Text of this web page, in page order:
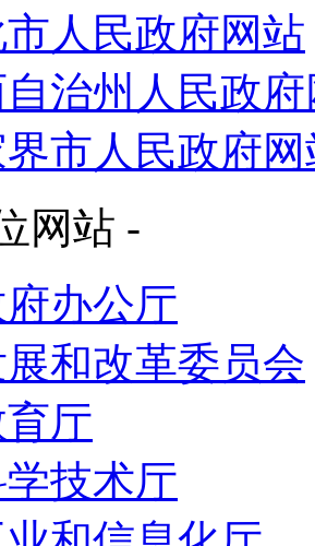
人民政府网站
治州人民政
市人民政府网
网站 -
办公厅
和改革委员会
厅
技术厅